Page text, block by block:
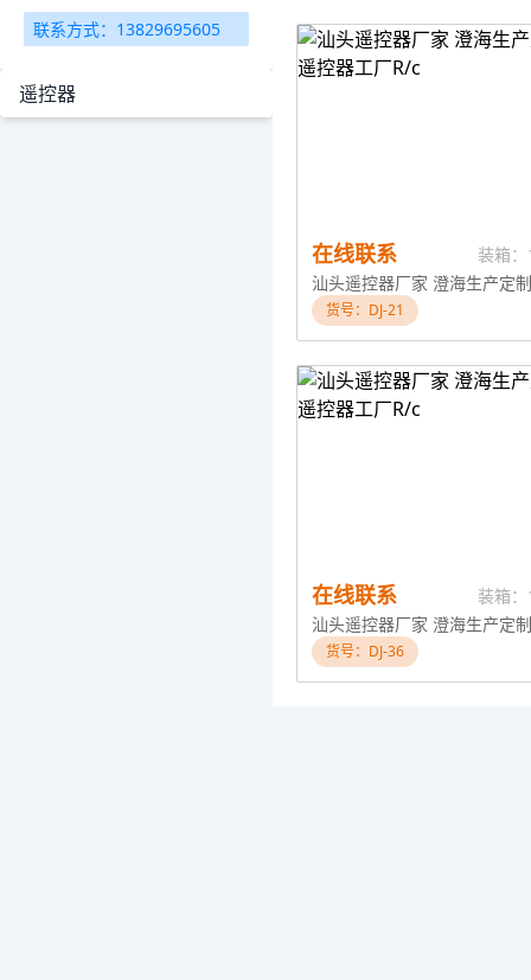
联系方式：13829695605
遥控器
在线联系 装箱
货号：DJ-21
在线联系 装箱
货号：DJ-36